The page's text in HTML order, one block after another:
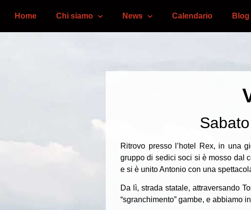
Home Chi siamo News Calendario Blog
Ritrovo presso l’hotel Rex, in una
gruppo di sedici soci si è mosso dal
e si è unito Antonio con una
Da lì, strada statale, attraversando
“sgranchimento” gambe, e abbiamo